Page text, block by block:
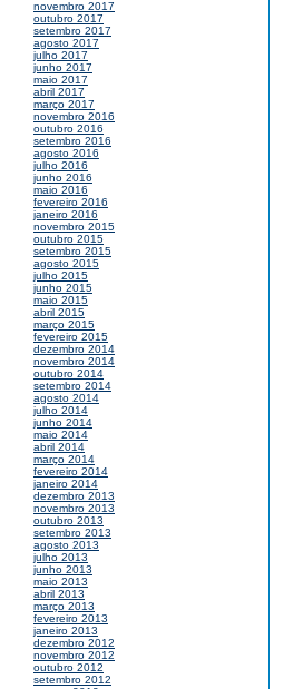
novembro 2017
outubro 2017
setembro 2017
agosto 2017
julho 2017
junho 2017
maio 2017
abril 2017
março 2017
novembro 2016
outubro 2016
setembro 2016
agosto 2016
julho 2016
junho 2016
maio 2016
fevereiro 2016
janeiro 2016
novembro 2015
outubro 2015
setembro 2015
agosto 2015
julho 2015
junho 2015
maio 2015
abril 2015
março 2015
fevereiro 2015
dezembro 2014
novembro 2014
outubro 2014
setembro 2014
agosto 2014
julho 2014
junho 2014
maio 2014
abril 2014
março 2014
fevereiro 2014
janeiro 2014
dezembro 2013
novembro 2013
outubro 2013
setembro 2013
agosto 2013
julho 2013
junho 2013
maio 2013
abril 2013
março 2013
fevereiro 2013
janeiro 2013
dezembro 2012
novembro 2012
outubro 2012
setembro 2012